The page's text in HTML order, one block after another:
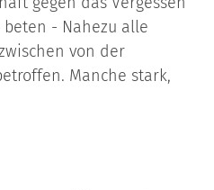
- Nahezu alle
von der
Manche stark,